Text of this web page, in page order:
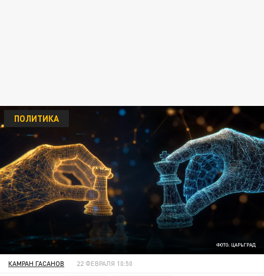
ФОТО: ЦАРЬГРАД
ПОЛИТИКА
КАМРАН ГАСАНОВ 22 ФЕВРАЛЯ 10:50